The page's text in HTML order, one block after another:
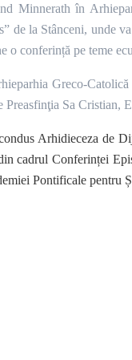
Minnerath în
de la Stânceni, unde
o conferință pe teme
Greco-
Sa Cristian,
Arhidieceza de
cadrul Conferinței
Pontificale pentru
Biroul